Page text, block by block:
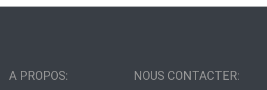
A PROPOS: NOUS CONTACTER: